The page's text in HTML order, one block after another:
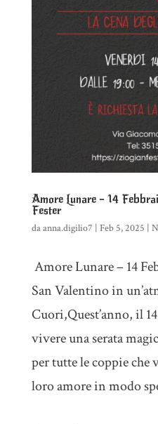
Amore Lunare – 14
Fester
daanna.digilio7 | Feb 5, 2025 |
Amore Lunare – 14
San Valentino in
Cuori,Quest’anno, il
vivere una serata
per tutte le coppie che
loro amore in modo